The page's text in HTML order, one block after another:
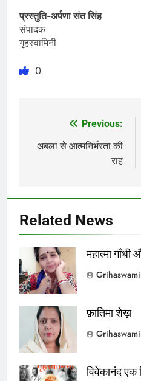
प्रस्तुति-अर्पणा संत सिंह
संपादक
गृहस्वामिनी
0
navigation
Previous:
अबला से आत्मनिर्भरता की
राह
Related News
महात्मा
फ़ातिमा शेख़
विवेकानंद एक